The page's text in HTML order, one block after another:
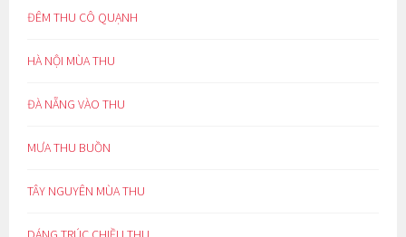
ĐÊM THU CÔ QUẠNH
HÀ NỘI MÙA THU
ĐÀ NẴNG VÀO THU
MƯA THU BUỒN
TÂY NGUYÊN MÙA THU